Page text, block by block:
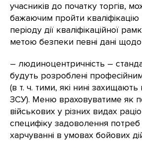
учасників до початку торгів,
бажаючим пройти
періоду дії кваліфікаційної
метою безпеки певні дані щодо
– людиноцентричність –
будуть розроблені
(в т. ч. тими, які нині захищають
ЗСУ). Меню враховуватиме як
військових у різних видах
специфіку задоволення потреб
харчуванні в умовах бойових